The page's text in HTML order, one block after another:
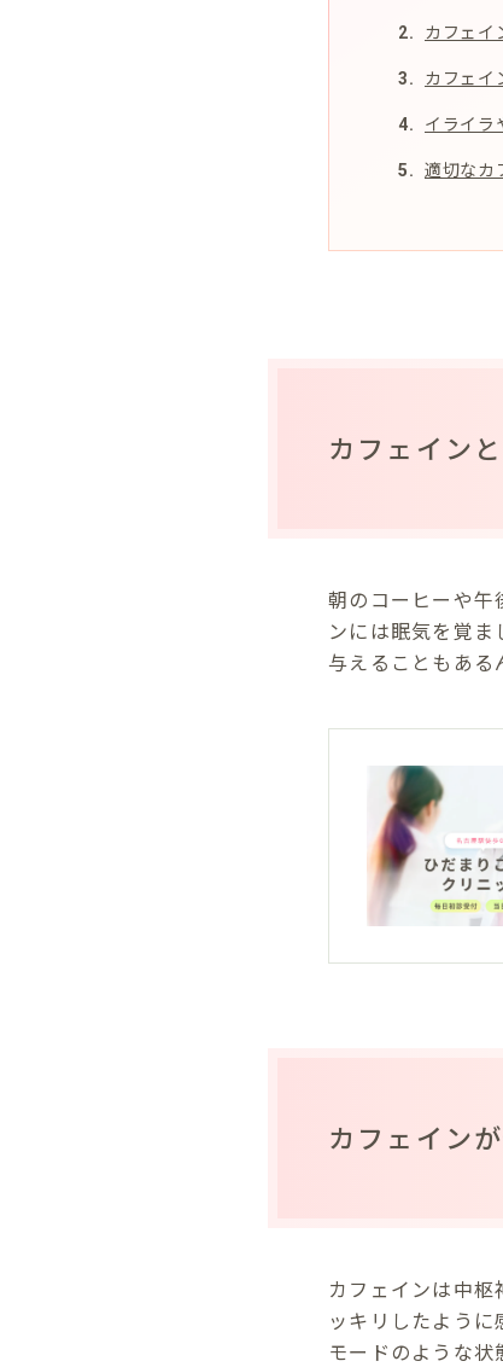
カフェイ
カフェイ
イライラ
適切なカ
カフェイン
朝のコーヒーや午
ンには眠気を覚
与えることもある
カフェイン
カフェインは中
ッキリしたよう
モードのような状